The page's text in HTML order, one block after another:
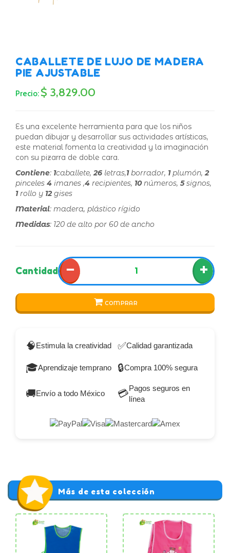
CABALLETE DE LUJO DE MADERA
PIE AJUSTABLE
Precio: $ 3,829.00
Es una excelente herramienta para que los niños
puedan dibujar y desarrollar sus actividades artísticas,
este material fomenta la creatividad y la imaginación
con su pizarra de doble cara.
Contiene: 1caballete,26 letras,1borrador, 1plumón,2
pinceles 4 imanes ,4 recipientes, 10números, 5signos,
1rollo y 12gises
Material: madera, plástico rígido
Medidas: 120 de alto por 60 de ancho
Cantidad − +
COMPRAR
🧠Estimula la creatividad ✅Calidad garantizada
🎓Aprendizaje temprano 🔒Compra 100% segura
🚚Envío a todo México 💳Pagos seguros en
línea
Más de esta colección